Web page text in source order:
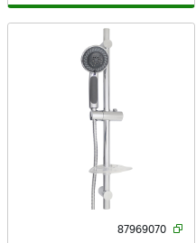
87969070